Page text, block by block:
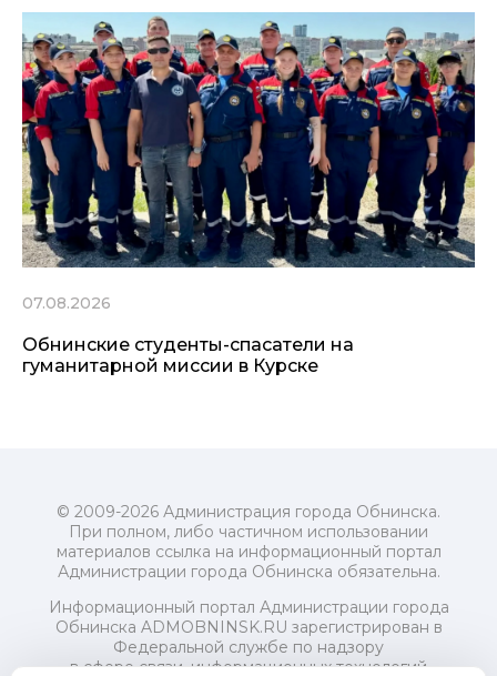
07.08.2026
Обнинские студенты-спасатели на
гуманитарной миссии в Курске
© 2009-2026 Администрация города Обнинска.
При полном, либо частичном использовании
материалов ссылка на информационный портал
Администрации города Обнинска обязательна.
Информационный портал Администрации города
Обнинска ADMOBNINSK.RU зарегистрирован в
Федеральной службе по надзору
в сфере связи, информационных технологий